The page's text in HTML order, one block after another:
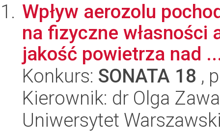
Wpływ aerozolu
na fizyczne własności
jakość powietrza nad
Konkurs: SONATA 18 ,
Kierownik: dr Olga
Uniwersytet